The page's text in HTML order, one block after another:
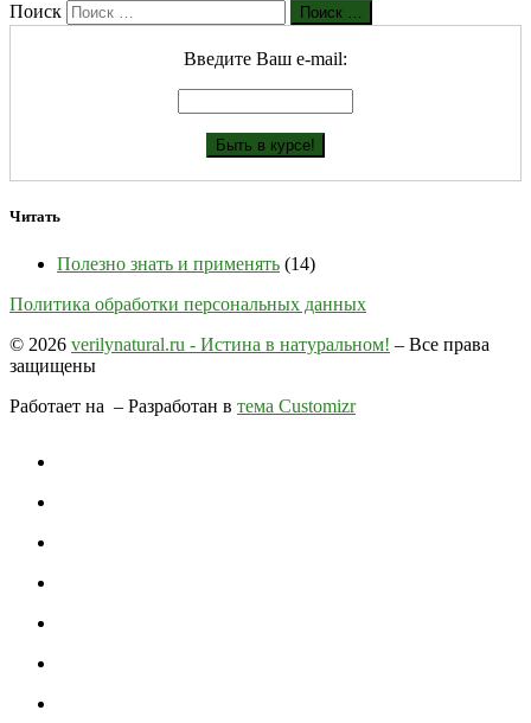
Поиск Поиск …
Введите Ваш е-mail:
Читать
Полезно знать и применять (14)
Политика обработки персональных данных
© 2026 verilynatural.ru - Истина в натуральном! – Все права
защищены
Работает на – Разработан в тема Customizr